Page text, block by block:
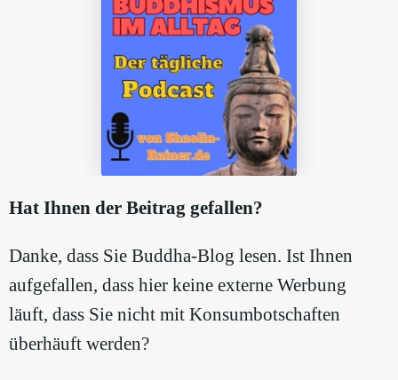
Hat Ihnen der Beitrag gefallen?
Danke, dass Sie Buddha-Blog lesen. Ist Ihnen
aufgefallen, dass hier keine externe Werbung
läuft, dass Sie nicht mit Konsumbotschaften
überhäuft werden?